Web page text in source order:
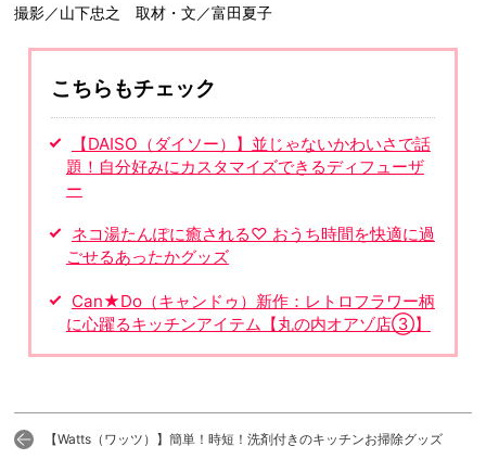
撮影／山下忠之 取材・文／富田夏子
こちらもチェック
【DAISO（ダイソー）】並じゃないかわいさで話
題！自分好みにカスタマイズできるディフューザ
ー
ネコ湯たんぽに癒される♡ おうち時間を快適に過
ごせるあったかグッズ
Can★Do（キャンドゥ）新作：レトロフラワー柄
に心躍るキッチンアイテム【丸の内オアゾ店③】
【Watts（ワッツ）】簡単！時短！洗剤付きのキッチンお掃除グッズ